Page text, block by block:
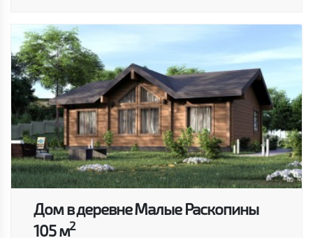
Дом в деревне Малые Раскопины
105 м2